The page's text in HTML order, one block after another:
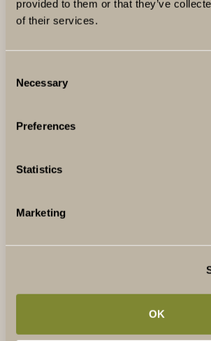
provided to them or that they’ve
of their services.
Selection
Necessary
Preferences
Statistics
Marketing
OK
The Winery Hotel är världens mest
utrustade vineriet med tankar i rostfritt